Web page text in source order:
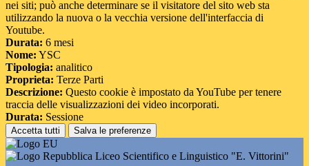
nei siti; può anche determinare se il visitatore del sito web sta
utilizzando la nuova o la vecchia versione dell'interfaccia di
Youtube.
Durata: 6 mesi
Nome: YSC
Tipologia: analitico
Proprieta: Terze Parti
Descrizione: Questo cookie è impostato da YouTube per tenere
traccia delle visualizzazioni dei video incorporati.
Durata: Sessione
Accetta tutti Salva le preferenze
Liceo Scientifico e Linguistico "E. Vittorini"